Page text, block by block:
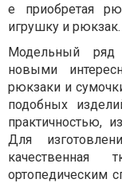
е приобретая
игрушку и рюкзак.
Модельный ряд
новыми
рюкзаки и
подобных
практичностью,
Для
качественная
ортопедическим